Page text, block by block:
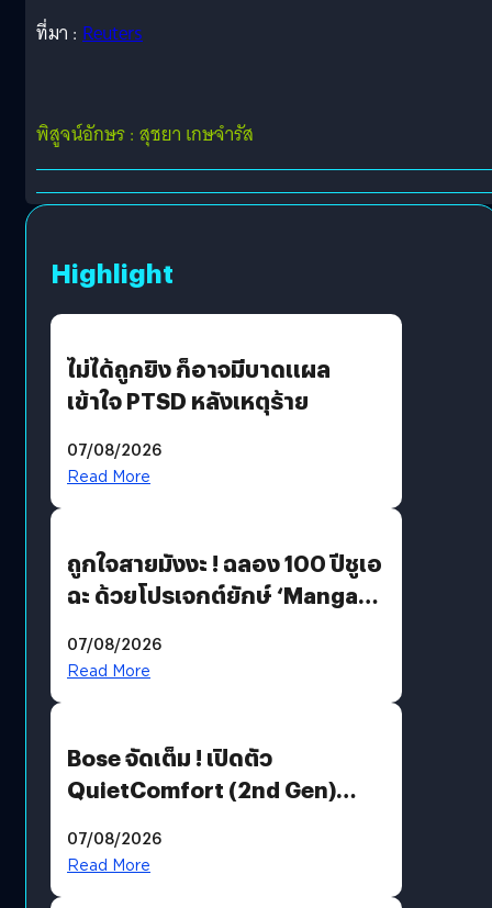
ที่มา : Reuters
พิสูจน์อักษร : สุชยา เกษจำรัส
Highlight
ไม่ได้ถูกยิง ก็อาจมีบาดแผล
เข้าใจ PTSD หลังเหตุร้าย
07/08/2026
Read More
ถูกใจสายมังงะ ! ฉลอง 100 ปีชูเอ
ฉะ ด้วยโปรเจกต์ยักษ์ ‘Manga
มีภาษาไทยด้วย
07/08/2026
Read More
Bose จัดเต็ม ! เปิดตัว
QuietComfort (2nd Gen)
07/08/2026
Read More